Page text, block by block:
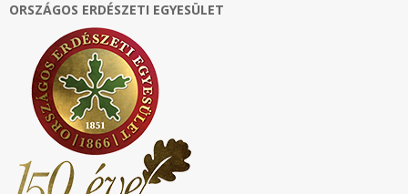
ORSZÁGOS ERDÉSZETI EGYESÜLET